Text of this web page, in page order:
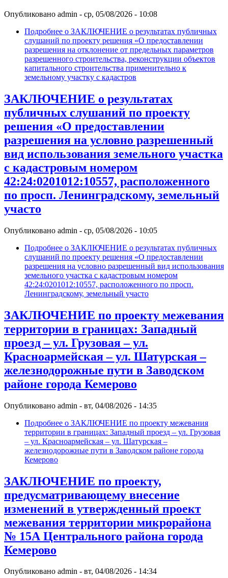
Опубликовано admin - ср, 05/08/2026 - 10:08
Подробнее о ЗАКЛЮЧЕНИЕ о результатах публичных
слушаний по проекту решения «О предоставлении
разрешения на отклонение от предельных параметров
разрешенного строительства, реконструкции объектов
капитального строительства применительно к
земельному участку с кадастров
ЗАКЛЮЧЕНИЕ о результатах
публичных слушаний по проекту
решения «О предоставлении
разрешения на условно разрешенный
вид использования земельного участка
с кадастровым номером
42:24:0201012:10557, расположенного
по просп. Ленинградскому, земельный
участо
Опубликовано admin - ср, 05/08/2026 - 10:05
Подробнее о ЗАКЛЮЧЕНИЕ о результатах публичных
слушаний по проекту решения «О предоставлении
разрешения на условно разрешенный вид использования
земельного участка с кадастровым номером
42:24:0201012:10557, расположенного по просп.
Ленинградскому, земельный участо
ЗАКЛЮЧЕНИЕ по проекту межевания
территории в границах: Западный
проезд – ул. Грузовая – ул.
Красноармейская – ул. Шатурская –
железнодорожные пути в Заводском
районе города Кемерово
Опубликовано admin - вт, 04/08/2026 - 14:35
Подробнее о ЗАКЛЮЧЕНИЕ по проекту межевания
территории в границах: Западный проезд – ул. Грузовая
– ул. Красноармейская – ул. Шатурская –
железнодорожные пути в Заводском районе города
Кемерово
ЗАКЛЮЧЕНИЕ по проекту,
предусматривающему внесение
изменений в утвержденный проект
межевания территории микрорайона
№ 15А Центрального района города
Кемерово
Опубликовано admin - вт, 04/08/2026 - 14:34